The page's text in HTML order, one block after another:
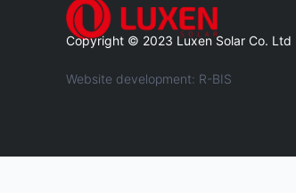
Copyright © 2023 Luxen Solar Co. Ltd
Website development: R-BIS